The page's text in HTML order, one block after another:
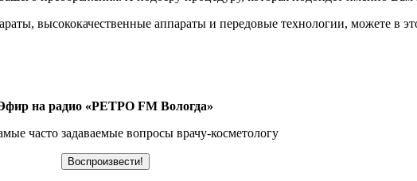
высококачественные аппараты и передовые технологии, можете в
на радио «РЕТРО FM Вологда»
часто задаваемые вопросы врачу-косметологу
Воспроизвести!